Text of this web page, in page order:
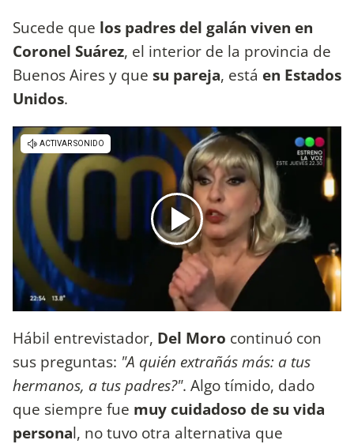
Sucede que los padres del galán viven en
Coronel Suárez, el interior de la provincia de
Buenos Aires y que su pareja, está en Estados
Unidos.
Hábil entrevistador, Del Moro continuó con
sus preguntas: "A quién extrañás más: a tus
hermanos, a tus padres?". Algo tímido, dado
que siempre fue muy cuidadoso de su vida
personal, no tuvo otra alternativa que